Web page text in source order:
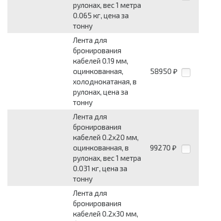
рулонах, вес 1 метра
0.065 кг, цена за
тонну
Лента для
бронирования
кабелей 0.19 мм,
оцинкованная,
холоднокатаная, в
рулонах, цена за
тонну
58950 ₽
Лента для
бронирования
кабелей 0.2x20 мм,
оцинкованная, в
рулонах, вес 1 метра
0.031 кг, цена за
тонну
99270 ₽
Лента для
бронирования
кабелей 0.2x30 мм,